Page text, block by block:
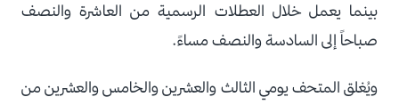
بينما يعمل خلال العطلات الرسمية من العاشرة والنصف
صباحاً إلى السادسة والنصف مساءً.
ويُغلق المتحف يومي الثالث والعشرين والخامس والعشرين من